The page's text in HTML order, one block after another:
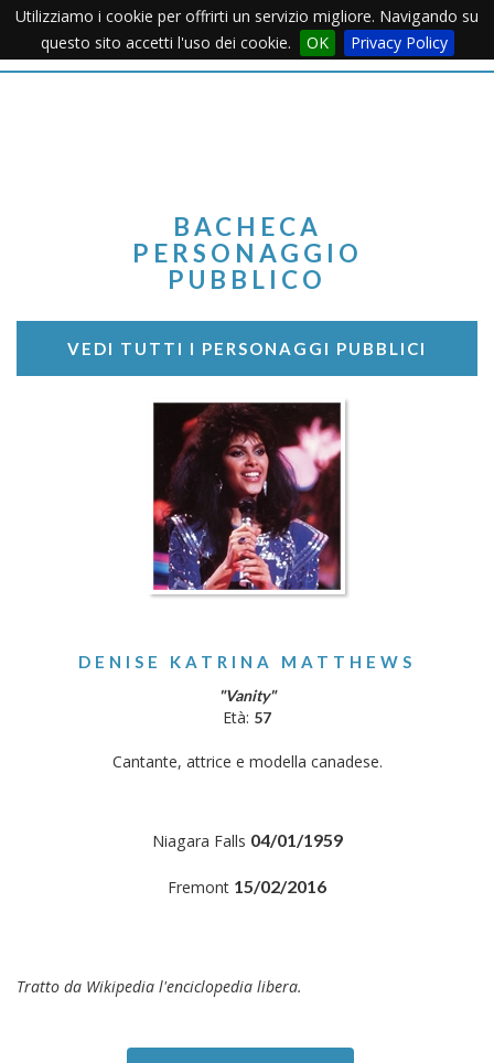
Utilizziamo i cookie per offrirti un servizio migliore. Navigando su
questo sito accetti l'uso dei cookie.
OK Privacy PolicyMenu
BACHECA
PERSONAGGIO
PUBBLICO
VEDI TUTTI I PERSONAGGI PUBBLICI
DENISE KATRINA MATTHEWS
"Vanity"
Età: 57
Cantante, attrice e modella canadese.
Niagara Falls 04/01/1959
Fremont 15/02/2016
Tratto da Wikipedia l'enciclopedia libera.